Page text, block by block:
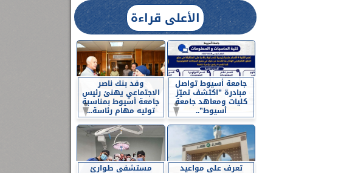
الأعلى قراءة
جامعة أسيوط تواصل
مبادرة ”اكتشف تميّز
كليات ومعاهد جامعة
أسيوط”..
وفد بنك ناصر
الاجتماعي يهنئ رئيس
جامعة أسيوط بمناسبة
توليه مهام رئاسة...
تعرف على مواعيد مستشفى طوارئ